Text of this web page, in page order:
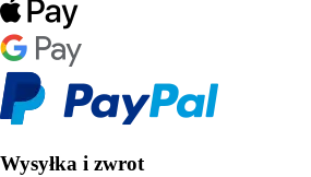
Wysyłka i zwrot